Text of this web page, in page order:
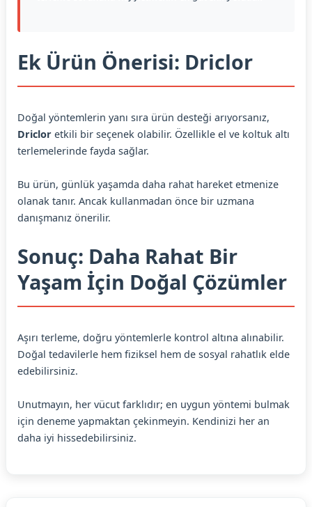
Ek Ürün Önerisi: Driclor
Doğal yöntemlerin yanı sıra ürün desteği arıyorsanız,
Driclor etkili bir seçenek olabilir. Özellikle el ve koltuk altı
terlemelerinde fayda sağlar.
Bu ürün, günlük yaşamda daha rahat hareket etmenize
olanak tanır. Ancak kullanmadan önce bir uzmana
danışmanız önerilir.
Sonuç: Daha Rahat Bir
Yaşam İçin Doğal Çözümler
Aşırı terleme, doğru yöntemlerle kontrol altına alınabilir.
Doğal tedavilerle hem fiziksel hem de sosyal rahatlık elde
edebilirsiniz.
Unutmayın, her vücut farklıdır; en uygun yöntemi bulmak
için deneme yapmaktan çekinmeyin. Kendinizi her an
daha iyi hissedebilirsiniz.